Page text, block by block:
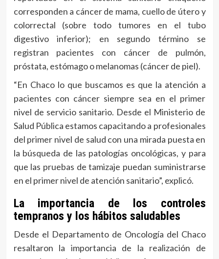
corresponden a cáncer de mama, cuello de útero y
colorrectal (sobre todo tumores en el tubo
digestivo inferior); en segundo término se
registran pacientes con cáncer de pulmón,
próstata, estómago o melanomas (cáncer de piel).
“En Chaco lo que buscamos es que la atención a
pacientes con cáncer siempre sea en el primer
nivel de servicio sanitario. Desde el Ministerio de
Salud Pública estamos capacitando a profesionales
del primer nivel de salud con una mirada puesta en
la búsqueda de las patologías oncológicas, y para
que las pruebas de tamizaje puedan suministrarse
en el primer nivel de atención sanitario”, explicó.
La importancia de los controles
tempranos y los hábitos saludables
Desde el Departamento de Oncología del Chaco
resaltaron la importancia de la realización de